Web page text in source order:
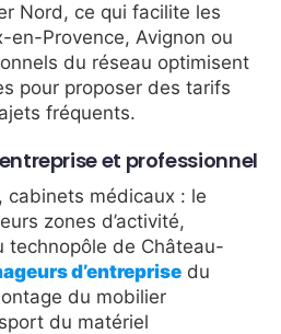
Nord, ce qui facilite les
en-Provence, Avignon ou
du réseau optimisent
pour proposer des tarifs
fréquents.
et professionnel
cabinets médicaux : le
zones d’activité,
technopôle de Château-
d’entreprise du
du mobilier
du matériel